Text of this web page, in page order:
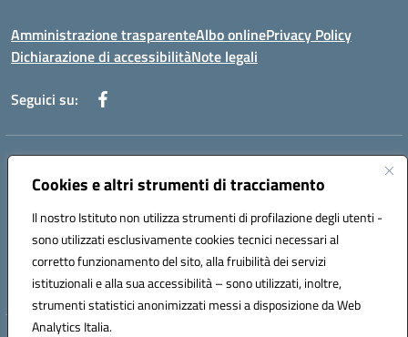
Cookies e altri strumenti di tracciamento
Il nostro Istituto non utilizza strumenti di profilazione degli utenti -
sono utilizzati esclusivamente cookies tecnici necessari al
corretto funzionamento del sito, alla fruibilità dei servizi
istituzionali e alla sua accessibilità – sono utilizzati, inoltre,
strumenti statistici anonimizzati messi a disposizione da Web
Analytics Italia.
Amministrazione trasparenteAlbo onlinePrivacy Policy
Dichiarazione di accessibilitàNote legali
Seguici su:
Indirizzo:
Centralino:089868360 Email:saic857007@istruzione.it
Codice fiscale: 80025860653
Codice meccanografico:
SAIC857007
Codice Indice delle Pubbliche Amministrazioni (IPA): istsc_saic857007